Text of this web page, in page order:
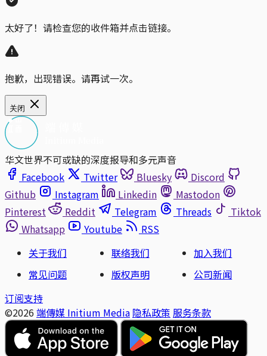
太好了！请检查您的收件箱并点击链接。
抱歉，出现错误。请再试一次。
关闭
华文世界不可或缺的深度报导和多元声音
Facebook
Twitter Bluesky
Discord
Github
Instagram Linkedin
Mastodon
Pinterest
Reddit Telegram Threads
Tiktok
Whatsapp
Youtube
RSS
关于我们
联络我们
加入我们
常见问题
版权声明
公司新闻
订阅支持
©2026 端傳媒 Initium Media 隐私政策 服务条款